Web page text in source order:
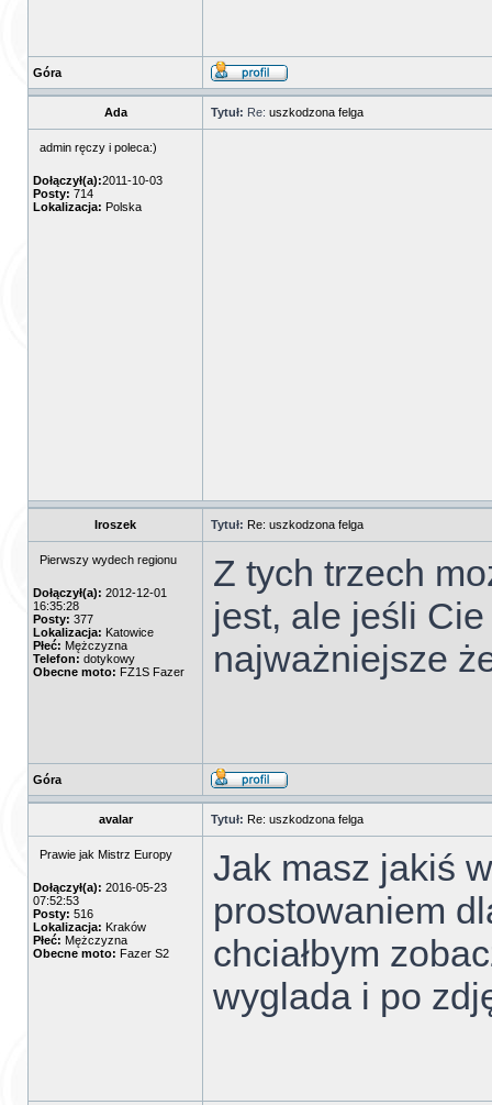
Góra
Ada Tytuł: Re: uszkodzona felga
admin ręczy i poleca:)
Dołączył(a):2011-10-03
Posty: 714
Lokalizacja: Polska
Iroszek Tytuł: Re: uszkodzona felga
Pierwszy wydech regionu
Dołączył(a): 2012-12-01
16:35:28
Posty: 377
Lokalizacja: Katowice
Płeć: Mężczyzna
Telefon: dotykowy
Obecne moto: FZ1S Fazer
Z tych trzech
jest, ale jeśli
najważniejsze
Góra
avalar Tytuł: Re: uszkodzona felga
Prawie jak Mistrz Europy
Dołączył(a): 2016-05-23
07:52:53
Posty: 516
Lokalizacja: Kraków
Płeć: Mężczyzna
Obecne moto: Fazer S2
Jak masz jakiś
prostowaniem
chciałbym
wyglada i po